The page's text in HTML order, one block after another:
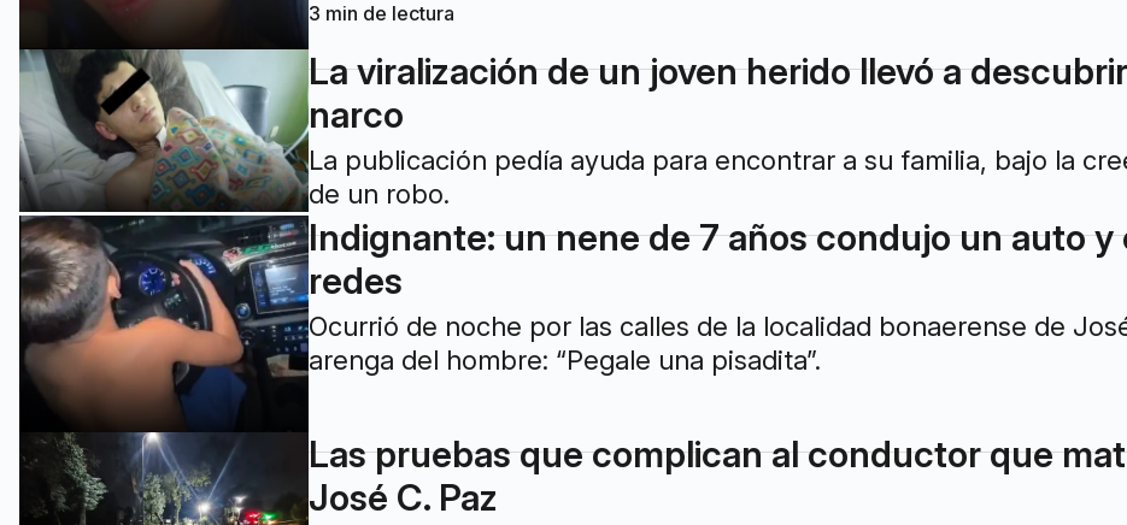
3 min de lectura
La viralización de un joven herido llevó a
narco
La publicación pedía ayuda para encontrar a su familia, bajo la
de un robo.
Indignante: un nene de 7 años condujo un auto y
redes
Ocurrió de noche por las calles de la localidad bonaerense de
arenga del hombre: “Pegale una pisadita”.
Las pruebas que complican al conductor que
José C. Paz